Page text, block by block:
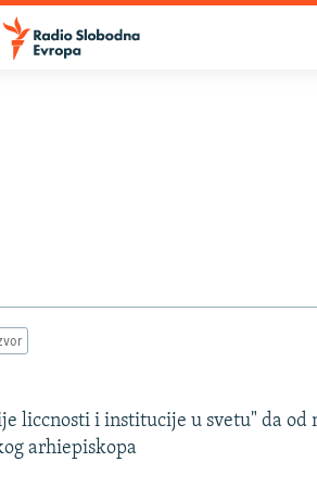
liccnosti i institucije u svetu" da od
arhiepiskopa